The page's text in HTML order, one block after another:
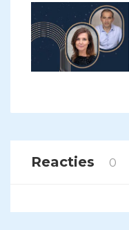
Reacties 0